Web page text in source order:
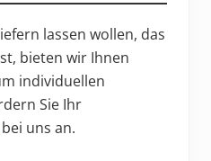
lassen wollen, das
bieten wir Ihnen
individuellen
Sie Ihr
bei uns an.